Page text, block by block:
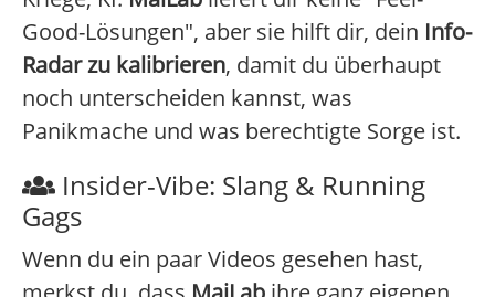
Good-Lösungen", aber sie hilft dir, dein Info-
Radar zu kalibrieren, damit du überhaupt
noch unterscheiden kannst, was
Panikmache und was berechtigte Sorge ist.
Insider-Vibe: Slang & Running
Gags
Wenn du ein paar Videos gesehen hast,